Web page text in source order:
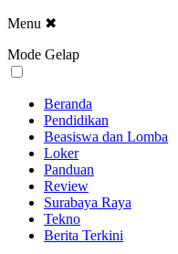
Menu ✖
Mode Gelap
Beranda
Pendidikan
Beasiswa dan Lomba
Loker
Panduan
Review
Surabaya Raya
Tekno
Berita Terkini